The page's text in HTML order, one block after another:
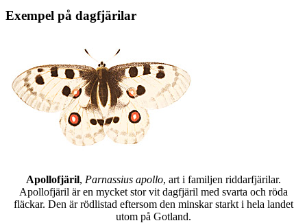
Exempel på dagfjärilar
Apollofjäril, Parnassius apollo, art i familjen riddarfjärilar.
Apollofjäril är en mycket stor vit dagfjäril med svarta och röda
fläckar. Den är rödlistad eftersom den minskar starkt i hela landet
utom på Gotland.